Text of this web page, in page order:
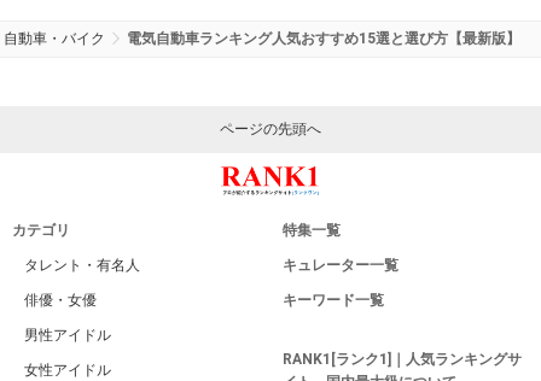
自動車・バイク 電気自動車ランキング人気おすすめ15選と選び方【最新版】
ページの先頭へ
カテゴリ
タレント・有名人
俳優・女優
男性アイドル
女性アイドル
特集一覧
キュレーター一覧
キーワード一覧
RANK1[ランク1]｜人気ランキングサ